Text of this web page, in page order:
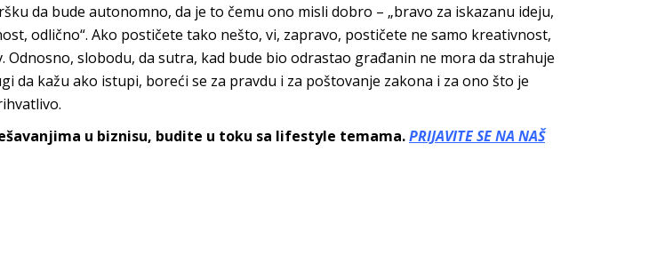
da bude autonomno, da je to čemu ono misli dobro – „bravo za iskazanu ideju,
odlično“. Ako postičete tako nešto, vi, zapravo, postičete ne samo kreativnost,
Odnosno, slobodu, da sutra, kad bude bio odrastao građanin ne mora da strahuje
da kažu ako istupi, boreći se za pravdu i za poštovanje zakona i za ono što je
u biznisu, budite u toku sa lifestyle temama.PRIJAVITE SE NA NAŠ